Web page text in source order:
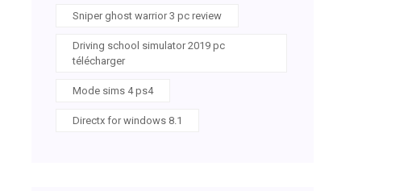
Sniper ghost warrior 3 pc review
Driving school simulator 2019 pc
télécharger
Mode sims 4 ps4
Directx for windows 8.1